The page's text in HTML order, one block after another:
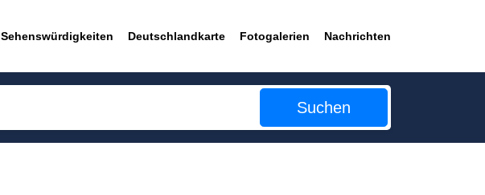
Sehenswürdigkeiten Deutschlandkarte Fotogalerien Nachrichten
Suchen